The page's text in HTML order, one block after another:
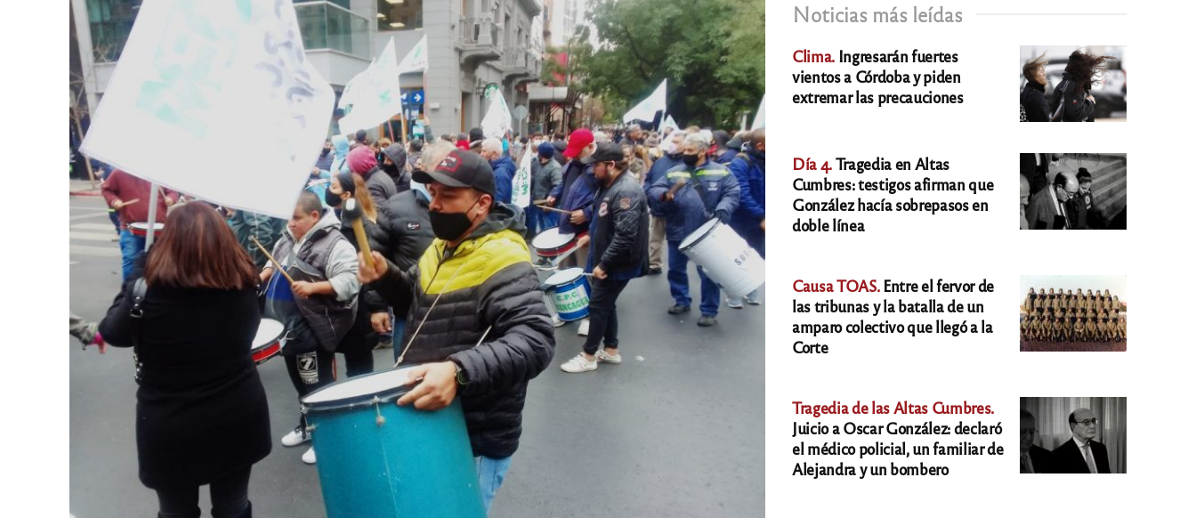
Noticias más leídas
Clima. Ingresarán fuertes
vientos a Córdoba y piden
extremar las precauciones
Día 4.Tragedia en Altas
Cumbres: testigos afirman que
González hacía sobrepasos en
doble línea
Causa TOAS.Entre el fervor de
las tribunas y la batalla de un
amparo colectivo que llegó a la
Corte
Tragedia de las Altas Cumbres.
Juicio a Oscar González: declaró
el médico policial, un familiar de
Alejandra y un bombero